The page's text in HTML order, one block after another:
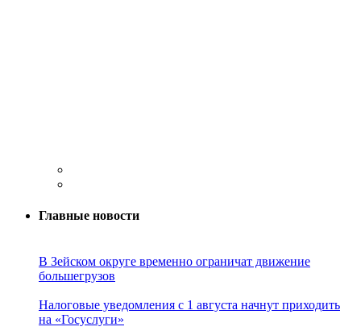
Главные новости
В Зейском округе временно ограничат движение
большегрузов
Налоговые уведомления с 1 августа начнут приходить
на «Госуслуги»